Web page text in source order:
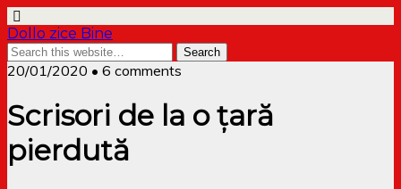
Dollo zice Bine
20/01/2020 • 6 comments
Scrisori de la o țară
pierdută